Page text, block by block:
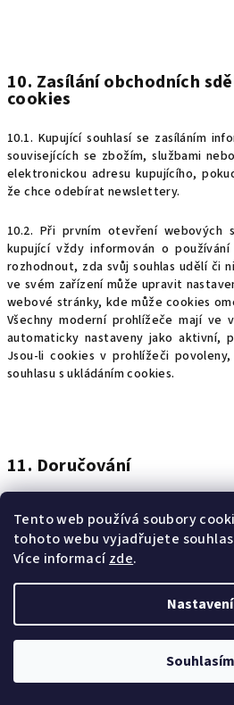
Tento web používá soubory
tohoto webu vyjadřujete
Více informacízde.
Nastavení
Souhlasím
10. Zasílání obchodních
cookies
10.1. Kupující souhlasí se zasíláním
souvisejících se zbožím, službami
elektronickou adresu kupujícího,
že chce odebírat newslettery.
10.2. Při prvním otevření webových
kupující vždy informován o
rozhodnout, zda svůj souhlas udělí či
ve svém zařízení může upravit
webové stránky, kde může cookies
Všechny moderní prohlížeče mají ve
automaticky nastaveny jako aktivní,
Jsou-li cookies v prohlížeči
souhlasu s ukládáním cookies.
11. Doručování
zejména nahlášení reklamace nebo
se doručují zejména elektronickou
adresu druhé strany (uvedenou v
pak uvedenou v objednávce či
doručovat prostřednictvím
elektronické pošty kupujícího
kupujícího či uvedenou kupujícím v